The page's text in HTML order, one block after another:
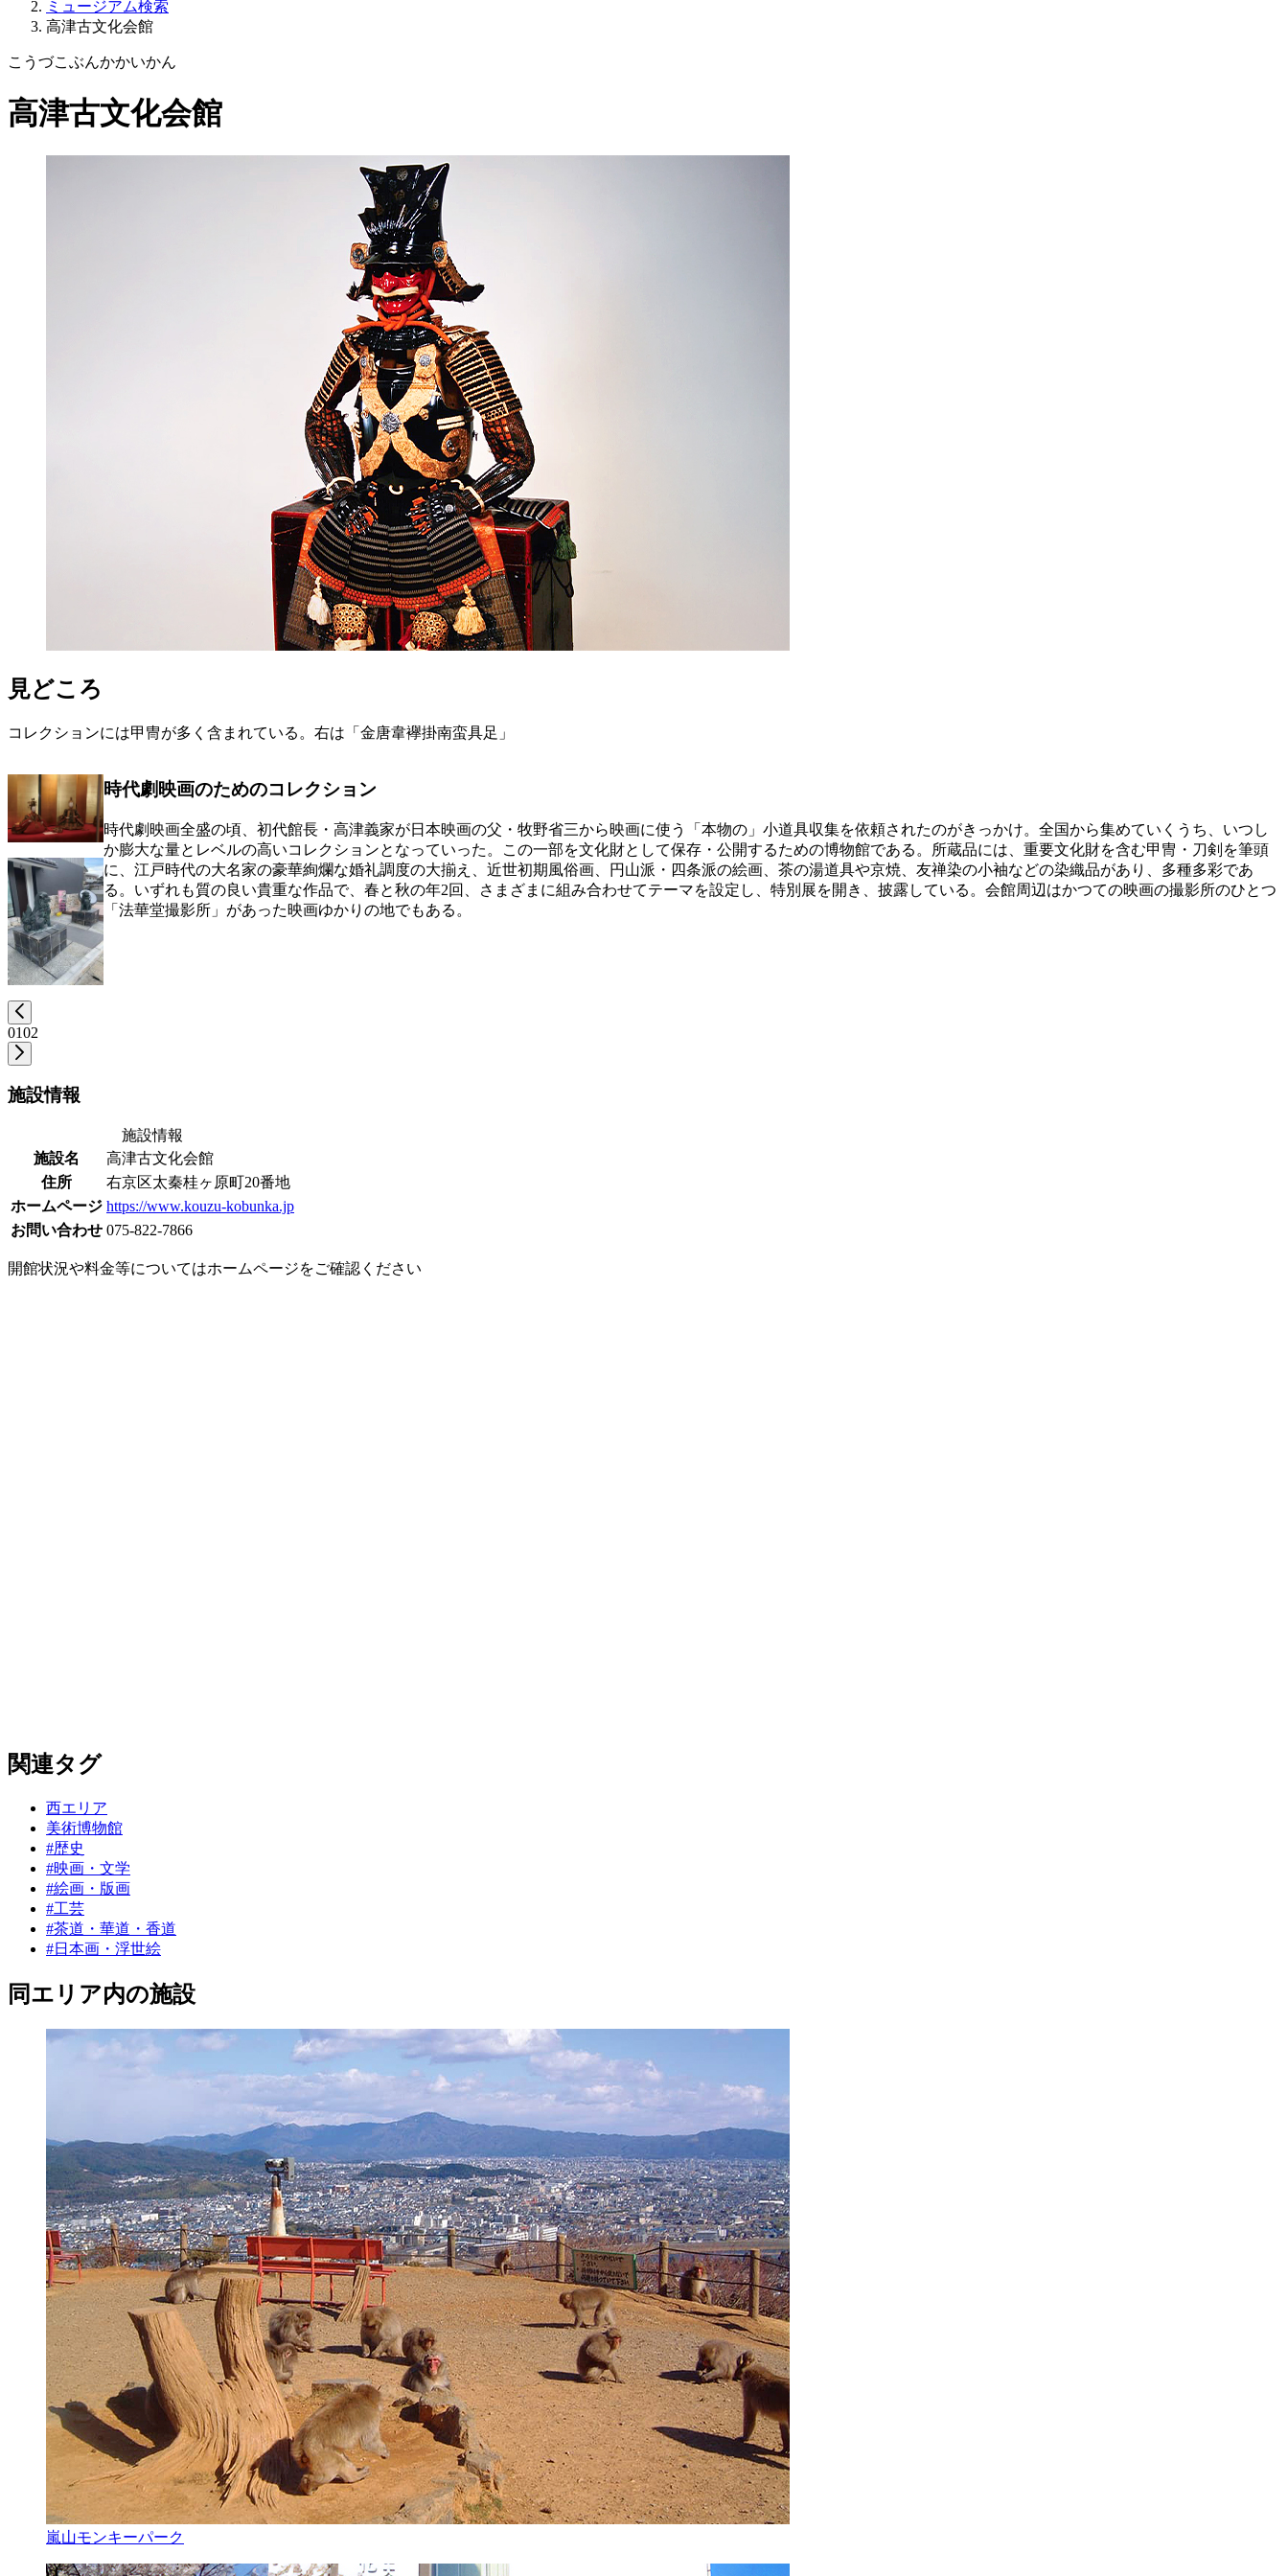
ミュージアム検索
高津古文化会館
こうづこぶんかかいかん
高津古文化会館
見どころ
コレクションには甲冑が多く含まれている。右は「金唐韋襷掛南蛮具足」
0102
時代劇映画のためのコレクション
時代劇映画全盛の頃、初代館長・高津義家が日本映画の父・牧野省三から映画に使う「本物の」小道具収集を依頼されたのがきっかけ。全国から集めていくうち、いつし
か膨大な量とレベルの高いコレクションとなっていった。この一部を文化財として保存・公開するための博物館である。所蔵品には、重要文化財を含む甲冑・刀剣を筆頭
に、江戸時代の大名家の豪華絢爛な婚礼調度の大揃え、近世初期風俗画、円山派・四条派の絵画、茶の湯道具や京焼、友禅染の小袖などの染織品があり、多種多彩であ
る。いずれも質の良い貴重な作品で、春と秋の年2回、さまざまに組み合わせてテーマを設定し、特別展を開き、披露している。会館周辺はかつての映画の撮影所のひとつ
「法華堂撮影所」があった映画ゆかりの地でもある。
施設情報
施設情報
施設名
高津古文化会館
住所
右京区太秦桂ヶ原町20番地
ホームページ https://www.kouzu-kobunka.jp
お問い合わせ 075-822-7866
開館状況や料金等についてはホームページをご確認ください
関連タグ
西エリア
美術博物館
#歴史
#映画・文学
#絵画・版画
#工芸
#茶道・華道・香道
#日本画・浮世絵
同エリア内の施設
嵐山モンキーパーク